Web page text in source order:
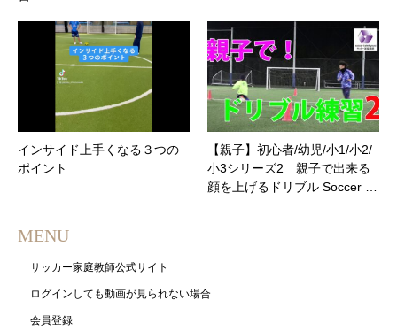
インサイド上手くなる３つの
ポイント
【親子】初心者/幼児/小1/小2/
小3シリーズ2 親子で出来る
顔を上げるドリブル Soccer …
MENU
サッカー家庭教師公式サイト
ログインしても動画が見られない場合
会員登録